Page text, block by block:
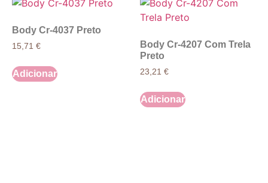
Body Cr-4037 Preto
15,71 €
Adicionar
Body Cr-4207 Com Trela
Preto
23,21 €
Adicionar